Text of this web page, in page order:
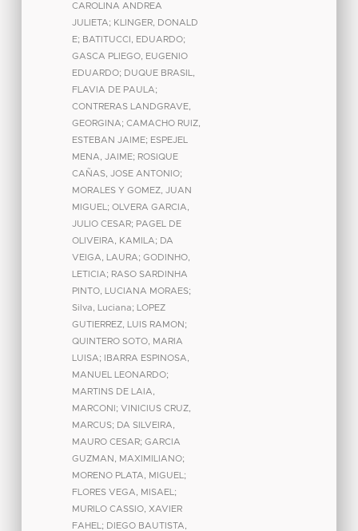
CAROLINA ANDREA
JULIETA; KLINGER, DONALD
E; BATITUCCI, EDUARDO;
GASCA PLIEGO, EUGENIO
EDUARDO; DUQUE BRASIL,
FLAVIA DE PAULA;
CONTRERAS LANDGRAVE,
GEORGINA; CAMACHO RUIZ,
ESTEBAN JAIME; ESPEJEL
MENA, JAIME; ROSIQUE
CAÑAS, JOSE ANTONIO;
MORALES Y GOMEZ, JUAN
MIGUEL ; OLVERA GARCIA,
JULIO CESAR; PAGEL DE
OLIVEIRA, KAMILA; DA
VEIGA, LAURA; GODINHO,
LETICIA; RASO SARDINHA
PINTO, LUCIANA MORAES;
Silva, Luciana;
LOPEZ
GUTIERREZ, LUIS RAMON ;
QUINTERO SOTO, MARIA
LUISA;
IBARRA ESPINOSA,
MANUEL LEONARDO;
MARTINS DE LAIA,
MARCONI ; VINICIUS CRUZ,
MARCUS; DA SILVEIRA,
MAURO CESAR; GARCIA
GUZMAN, MAXIMILIANO;
MORENO PLATA, MIGUEL ;
FLORES VEGA, MISAEL ;
MURILO CASSIO, XAVIER
FAHEL ; DIEGO BAUTISTA,